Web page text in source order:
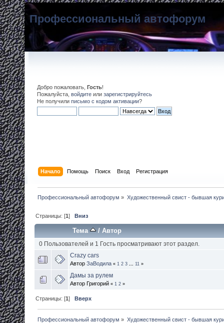
Профессиональный автофорум
Добро пожаловать, Гость!
Пожалуйста, войдите или зарегистрируйтесь
Не получили письмо с кодом активации?
Начало Помощь Поиск Вход Регистрация
Профессиональный автофорум » Художественный свист - бывшая
Страницы: [1]Вниз
Тема /Автор
0 Пользователей и 1 Гость просматривают этот раздел.
Crazy cars
Автор ЗаВодила « 1 2 3 11 »
Дамы за рулем
Автор Григорий « 1 2 »
Страницы: [1]Вверх
Профессиональный автофорум » Художественный свист - бывшая